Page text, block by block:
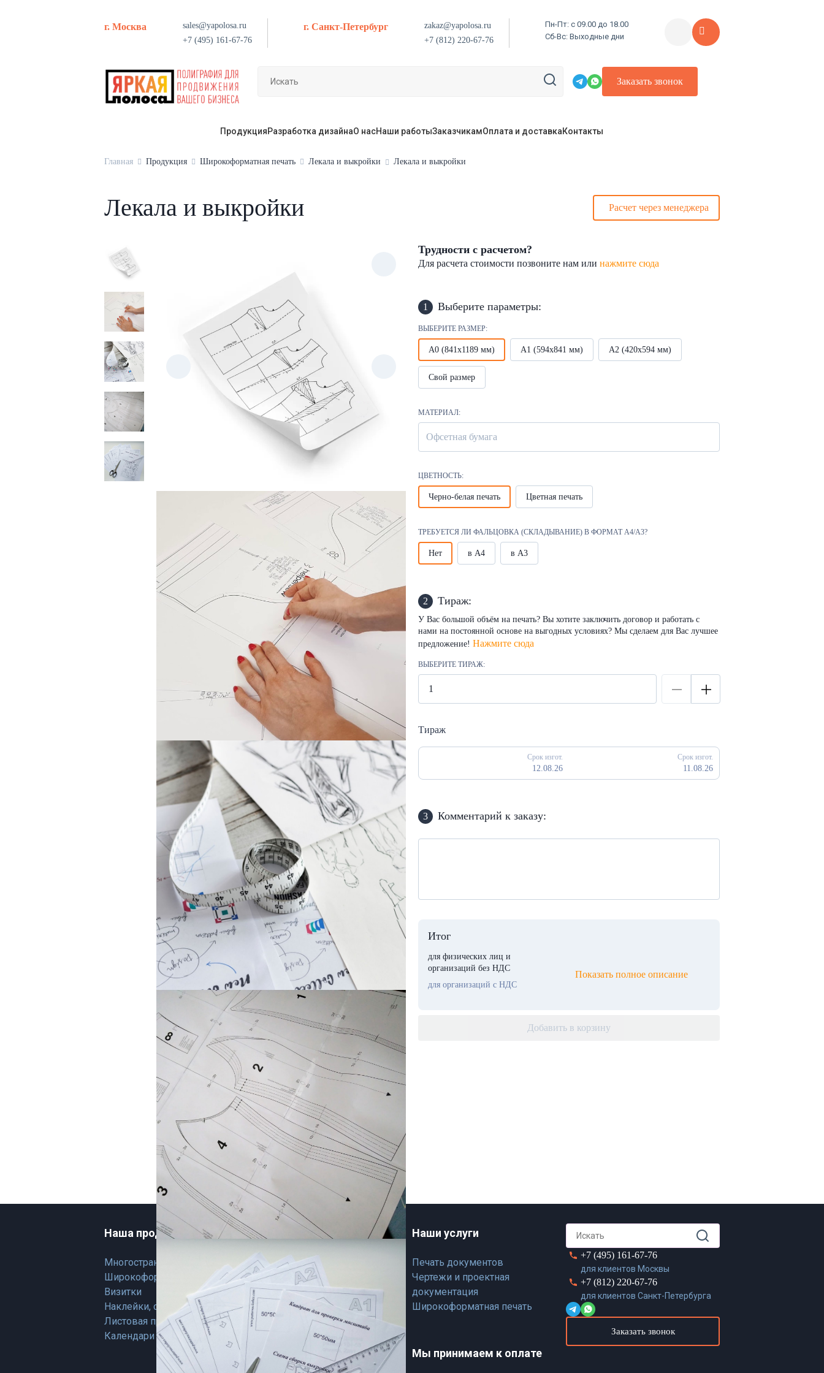
г. Москва
sales@yapolosa.ru
+7 (495) 161-67-76
г. Санкт-Петербург
zakaz@yapolosa.ru
+7 (812) 220-67-76
Пн-Пт: с 09.00 до 18.00
Сб-Вс: Выходные дни
Заказать звонок
ПродукцияРазработка дизайнаО насНаши работыЗаказчикамОплата и доставкаКонтакты
Главная Продукция Широкоформатная печать Лекала и выкройки Лекала и выкройки
Лекала и выкройки Расчет через менеджера
Трудности с расчетом?
Для расчета стоимости позвоните нам или нажмите сюда
1 Выберите параметры:
ВЫБЕРИТЕ РАЗМЕР:
А0 (841х1189 мм) А1 (594х841 мм) А2 (420х594 мм)
Свой размер
МАТЕРИАЛ:
Офсетная бумага
ЦВЕТНОСТЬ:
Черно-белая печать Цветная печать
ТРЕБУЕТСЯ ЛИ ФАЛЬЦОВКА (СКЛАДЫВАНИЕ) В ФОРМАТ А4/А3?
Нет в А4 в А3
2 Тираж:
У Вас большой объём на печать? Вы хотите заключить договор и работать с
нами на постоянной основе на выгодных условиях? Мы сделаем для Вас лучшее
предложение! Нажмите сюда
ВЫБЕРИТЕ ТИРАЖ:
Тираж
Срок изгот.
12.08.26
Срок изгот.
11.08.26
3 Комментарий к заказу:
Итог
для физических лиц и
организаций без НДС
для организаций с НДС
Показать полное описание
Добавить в корзину
Наша продукция
Многостраничная продукция
Широкоформатная продукция
Визитки
Наклейки, стикеры и этикетки
Листовая продукция
Календари на 2025
Основные разделы
О нас
Разработка дизайна
Наши работы
Заказчикам
Оплата и доставка
Наши услуги
Печать документов
Чертежи и проектная
документация
Широкоформатная печать
Мы принимаем к оплате
+7 (495) 161-67-76
для клиентов Москвы
+7 (812) 220-67-76
для клиентов Санкт-Петербурга
Заказать звонок